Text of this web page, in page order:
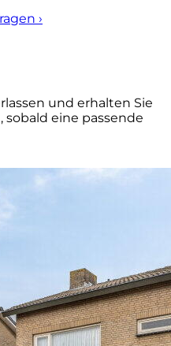
›
und erhalten Sie
eine passende